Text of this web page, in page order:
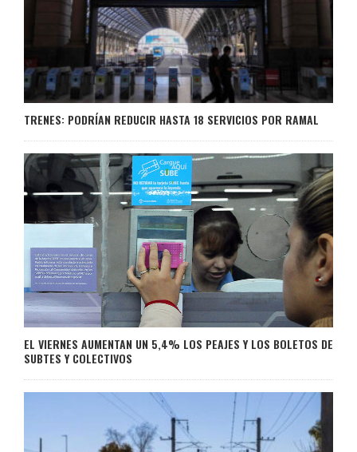
TRENES: PODRÍAN REDUCIR HASTA 18 SERVICIOS POR RAMAL
EL VIERNES AUMENTAN UN 5,4% LOS PEAJES Y LOS BOLETOS DE
SUBTES Y COLECTIVOS